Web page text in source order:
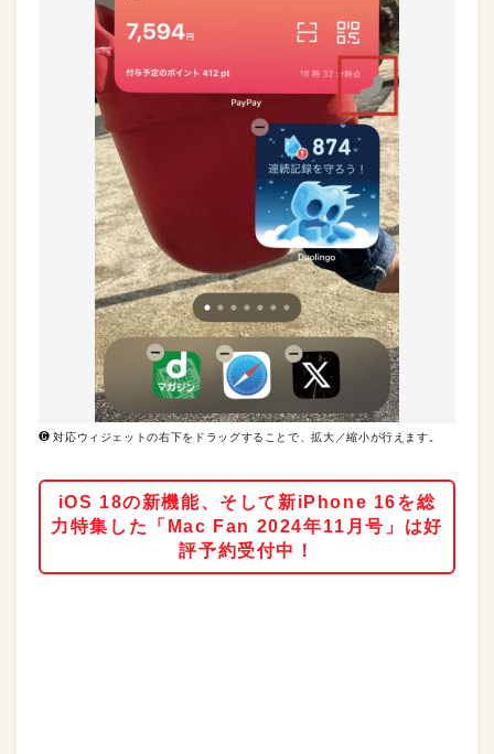
❻ 対応ウィジェットの右下をドラッグすることで、拡大／縮小が行えます。
iOS 18の新機能、そして新iPhone 16を総
力特集した「Mac Fan 2024年11月号」は好
評予約受付中！